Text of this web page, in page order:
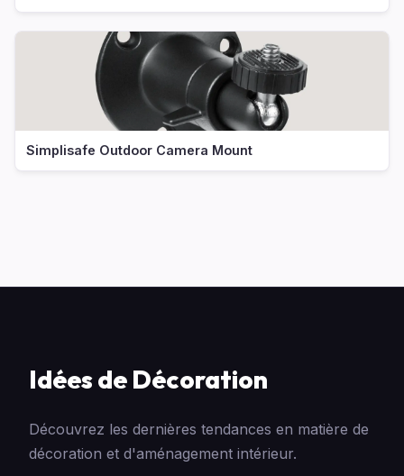
Simplisafe Outdoor Camera Mount
Idées de Décoration
Découvrez les dernières tendances en matière de
décoration et d'aménagement intérieur.